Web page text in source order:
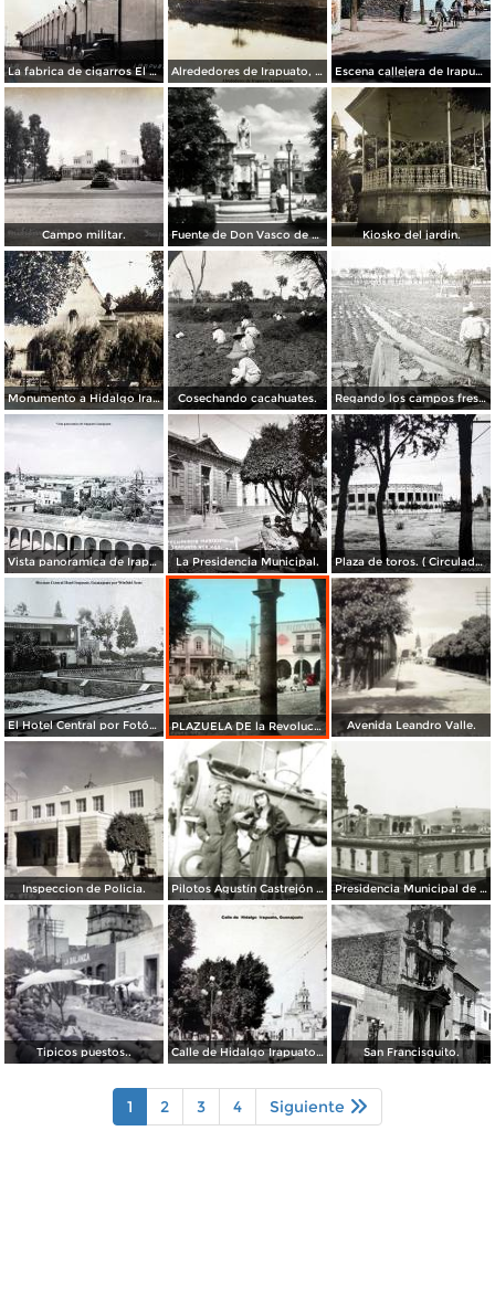
La fabrica de cigarros El Aguila. Alrededores de Irapuato, Guanajuato. Escena callejera de Irapuato 1959 .
Campo militar. Fuente de Don Vasco de Quiroga Kiosko del jardin.
Monumento a Hidalgo Irapuato, Guanajuato. ( Circulada el 3 de Abril de 1926 ). Cosechando cacahuates. Regando los campos freseros ( Fechada en 1927 ).
Vista panoramica de Irapuato Guanajuato. La Presidencia Municipal. Plaza de toros. ( Circulada el 29 de Enero de 1950 ) .
El Hotel Central por Fotógrafo Winfield Scott. PLAZUELA DE la Revolucion. Avenida Leandro Valle.
Inspeccion de Policia. Pilotos Agustín Castrejón & María Cedillo, Guerra Cristera, Irapuato 1928 Presidencia Municipal de Irapuato 1929
Tipicos puestos.. Calle de Hidalgo Irapuato, Guanajuato ( Circulada el 27 de Febrero de 1926 ). San Francisquito.
1 2 3 4 Siguiente